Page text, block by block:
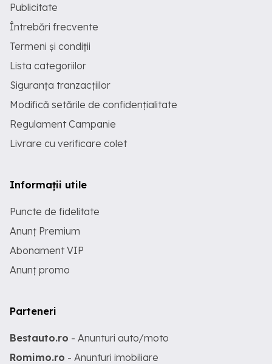
Publicitate
Întrebări frecvente
Termeni și condiții
Lista categoriilor
Siguranța tranzacțiilor
Modifică setările de confidențialitate
Regulament Campanie
Livrare cu verificare colet
Informații utile
Puncte de fidelitate
Anunț Premium
Abonament VIP
Anunț promo
Parteneri
Bestauto.ro - Anunturi auto/moto
Romimo.ro - Anunturi imobiliare